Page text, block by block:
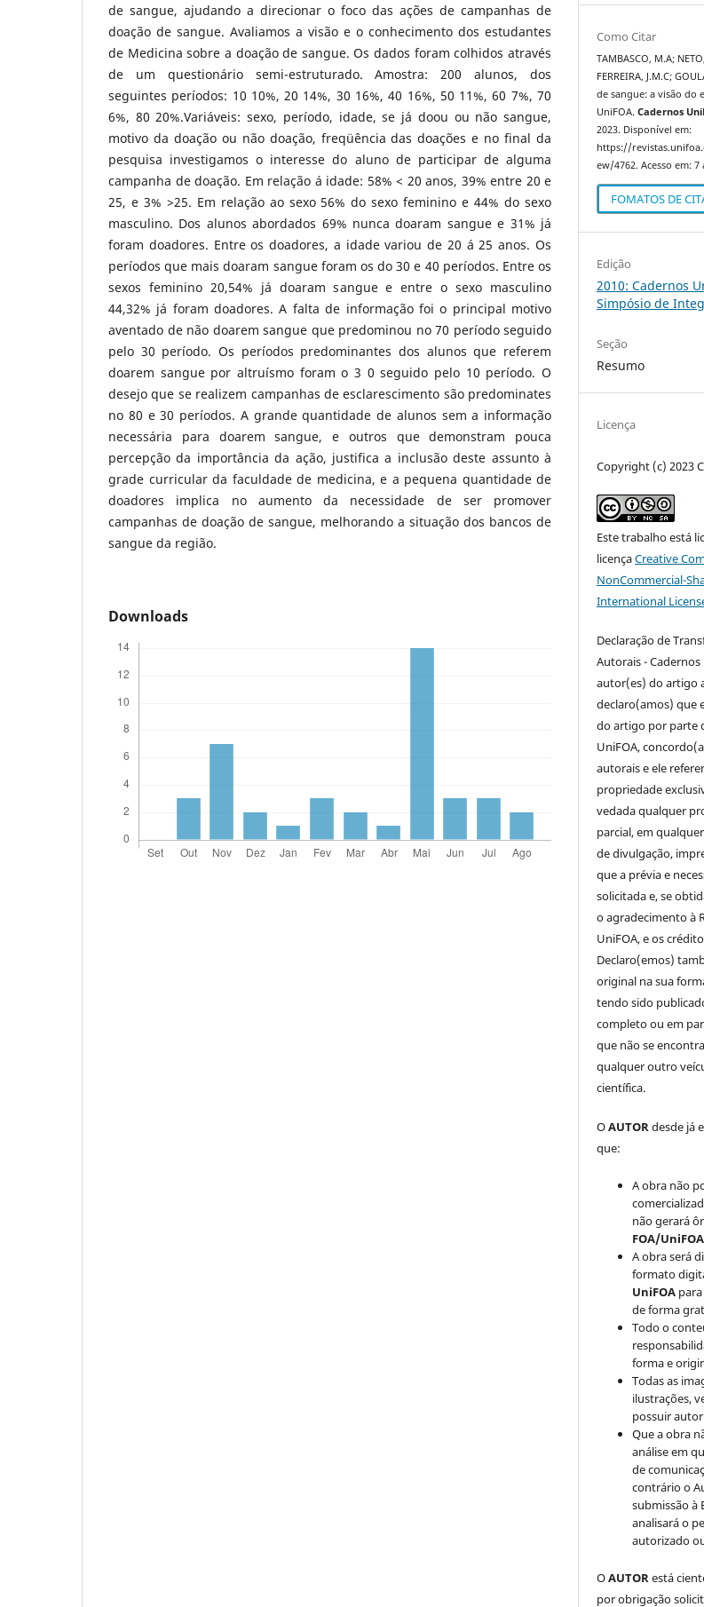
de sangue, ajudando a direcionar o foco das ações de campanhas de
doação de sangue. Avaliamos a visão e o conhecimento dos estudantes
de Medicina sobre a doação de sangue. Os dados foram colhidos através
de um questionário semi-estruturado. Amostra: 200 alunos, dos
seguintes períodos: 10 10%, 20 14%, 30 16%, 40 16%, 50 11%, 60 7%, 70
6%, 80 20%.Variáveis: sexo, período, idade, se já doou ou não sangue,
motivo da doação ou não doação, freqüência das doações e no final da
pesquisa investigamos o interesse do aluno de participar de alguma
campanha de doação. Em relação á idade: 58% < 20 anos, 39% entre 20 e
25, e 3% >25. Em relação ao sexo 56% do sexo feminino e 44% do sexo
masculino. Dos alunos abordados 69% nunca doaram sangue e 31% já
foram doadores. Entre os doadores, a idade variou de 20 á 25 anos. Os
períodos que mais doaram sangue foram os do 30 e 40 períodos. Entre os
sexos feminino 20,54% já doaram sangue e entre o sexo masculino
44,32% já foram doadores. A falta de informação foi o principal motivo
aventado de não doarem sangue que predominou no 70 período seguido
pelo 30 período. Os períodos predominantes dos alunos que referem
doarem sangue por altruísmo foram o 3 0 seguido pelo 10 período. O
desejo que se realizem campanhas de esclarescimento são predominates
no 80 e 30 períodos. A grande quantidade de alunos sem a informação
necessária para doarem sangue, e outros que demonstram pouca
percepção da importância da ação, justifica a inclusão deste assunto à
grade curricular da faculdade de medicina, e a pequena quantidade de
doadores implica no aumento da necessidade de ser promover
campanhas de doação de sangue, melhorando a situação dos bancos de
sangue da região.
Downloads
Como Citar
TAMBASCO, M.A;
FERREIRA, J.M.C;
de sangue: a visão do
UniFOA.Cadernos
2023. Disponível em:
https://
ew/4762. Acesso em: 7
FOMATOS DE
Edição
2010: Cadernos
Simpósio de
Seção
Resumo
Licença
Copyright (c) 2023
Este trabalho está
licençaCreative
NonCommercial-
International
Declaração de
Autorais -
autor(es) do artigo
declaro(amos) que
do artigo por parte
UniFOA,
autorais e ele
propriedade
vedada qualquer
parcial, em
de divulgação,
que a prévia e
solicitada e, se
o agradecimento à
UniFOA, e os
Declaro(emos)
original na sua
tendo sido
completo ou em
que não se
qualquer outro
científica.
OAUTORdesde já
que:
A obra não
não gerará
FOA/UniFOA
A obra será
formato
UniFOA
de forma
Todo o
forma e
Todas as
ilustrações,
possuir
Que a obra
análise em
de
contrário o
submissão à
analisará o
autorizado
OAUTORestá
por obrigação